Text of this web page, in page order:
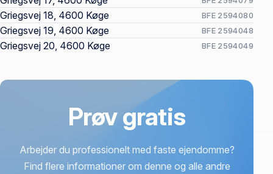
Griegsvej 18, 4600 Køge BFE 2594080
Griegsvej 19, 4600 Køge BFE 2594048
Griegsvej 20, 4600 Køge BFE 2594049
Prøv gratis
Arbejder du professionelt med faste ejendomme?
Find flere informationer om denne og alle andre